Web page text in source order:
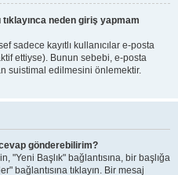
tıklayınca neden giriş yapmam
sadece kayıtlı kullanıcılar e-posta
ettiyse). Bunun sebebi, e-posta
suistimal edilmesini önlemektir.
gönderebilirim?
"Yeni Başlık" bağlantısına, bir başlığa
bağlantısına tıklayın. Bir mesaj